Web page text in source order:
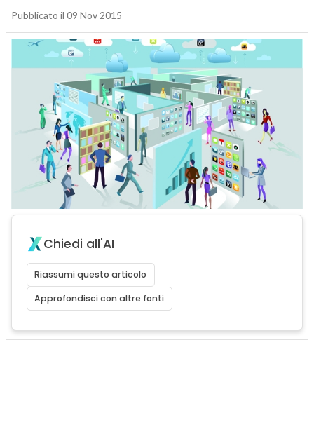
Pubblicato il 09 Nov 2015
Chiedi all'AI
Riassumi questo articolo
Approfondisci con altre fonti